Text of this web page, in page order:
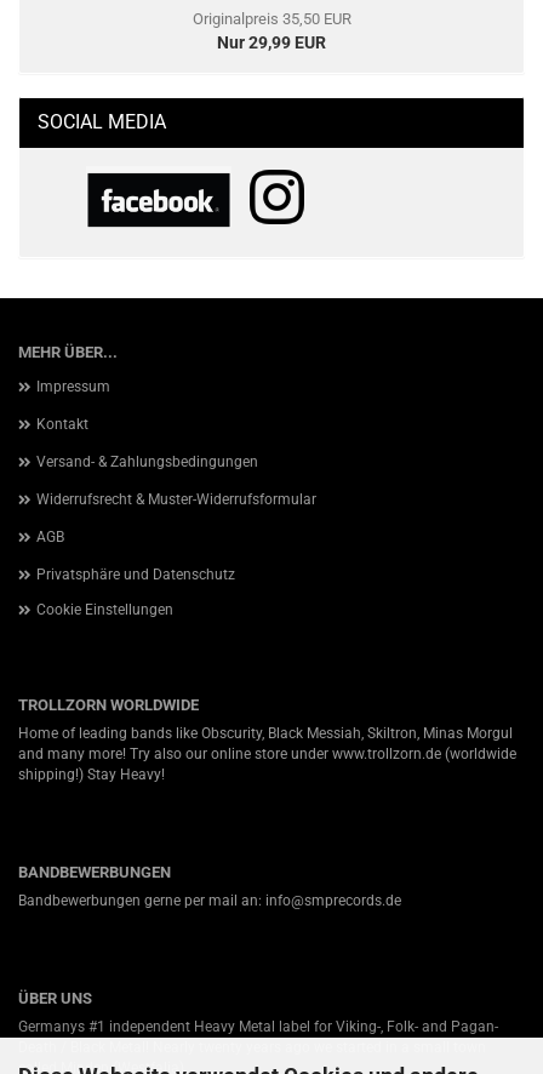
Originalpreis 35,50 EUR
Nur 29,99 EUR
SOCIAL MEDIA
MEHR ÜBER...
Impressum
Kontakt
Versand- & Zahlungsbedingungen
Widerrufsrecht & Muster-Widerrufsformular
AGB
Privatsphäre und Datenschutz
Cookie Einstellungen
TROLLZORN WORLDWIDE
Home of leading bands like Obscurity, Black Messiah, Skiltron, Minas Morgul
and many more! Try also our online store under www.trollzorn.de (worldwide
shipping!) Stay Heavy!
BANDBEWERBUNGEN
Bandbewerbungen gerne per mail an: info@smprecords.de
ÜBER UNS
Germanys #1 independent Heavy Metal label for Viking-, Folk- and Pagan-
called Minden (Westfalia).